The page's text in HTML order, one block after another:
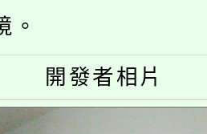
，詳情可洽有
能研習
教育及科技中
習
活教案入校路
農教育專業人
。
開發者相片